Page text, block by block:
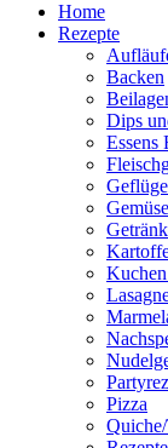
Home
Rezepte
Backen
Dips
Essens
Gemüse
Pizza